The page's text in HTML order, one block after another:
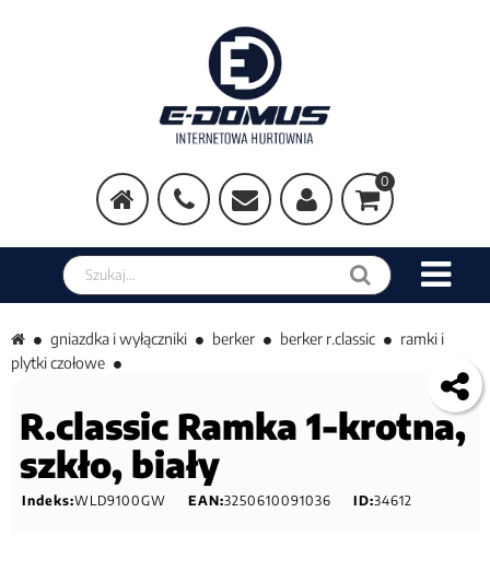
0
Szukaj w sklepie
gniazdka i wyłączniki berker berker r.classic
ramki i
plytki czołowe
R.classic Ramka 1-krotna,
szkło, biały
Indeks:WLD9100GW EAN:3250610091036 ID:34612